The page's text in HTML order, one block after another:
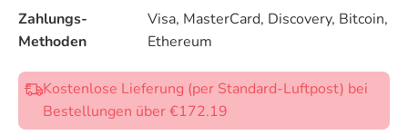
Zahlungs-
Methoden
Visa, MasterCard, Discovery, Bitcoin,
Ethereum
Kostenlose Lieferung (per Standard-Luftpost) bei
Bestellungen über €172.19